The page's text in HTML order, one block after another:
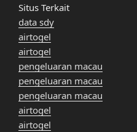
Situs Terkait
data sdy
airtogel
airtogel
pengeluaran macau
pengeluaran macau
pengeluaran macau
airtogel
airtogel